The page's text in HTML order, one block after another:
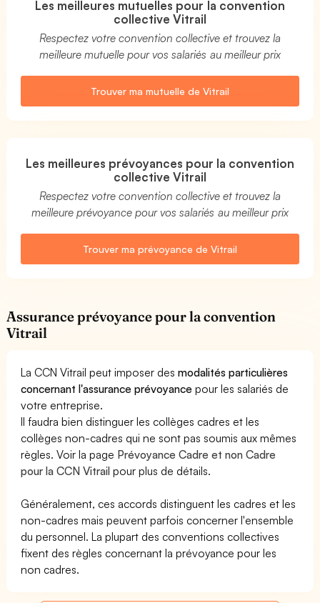
Les meilleures mutuelles pour la convention
collective Vitrail
Respectez votre convention collective et trouvez la
meilleure mutuelle pour vos salariés au meilleur prix
Trouver ma mutuelle de Vitrail
Les meilleures prévoyances pour la convention
collective Vitrail
Respectez votre convention collective et trouvez la
meilleure prévoyance pour vos salariés au meilleur prix
Trouver ma prévoyance de Vitrail
Assurance prévoyance pour la convention
Vitrail
La CCN Vitrail peut imposer desmodalités particulières
concernant l'assurance prévoyance pour les salariés de
votre entreprise.
Il faudra bien distinguer les collèges cadres et les
collèges non-cadres qui ne sont pas soumis aux mêmes
règles. Voir la page Prévoyance Cadre et non Cadre
pour la CCN Vitrail pour plus de détails.
Généralement, ces accords distinguent les cadres et les
non-cadres mais peuvent parfois concerner l'ensemble
du personnel. La plupart des conventions collectives
fixent des règles concernant la prévoyance pour les
non cadres.